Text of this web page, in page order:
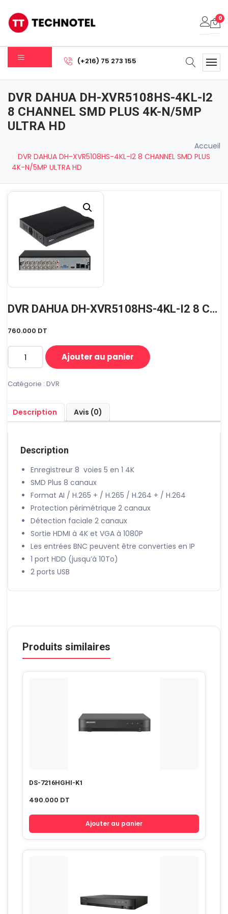
0
Votre panier est vide.
Sous-total: 0.000DT
Voir Le Panier Commander
(+216) 75 273 155
DVR DAHUA DH-XVR5108HS-4KL-I2
8 CHANNEL SMD PLUS 4K-N/5MP
ULTRA HD
Accueil
DVR DAHUA DH-XVR5108HS-4KL-I2 8 CHANNEL SMD PLUS
4K-N/5MP ULTRA HD
DVR DAHUA DH-XVR5108HS-4KL-I2 8 CHANNEL SMD PLUS 4K-N/5MP ULTRA HD
760.000 DT
quantité
DVR
DH-
XVR5108HS-
4KL-
SMD
PLUS
ULTRA
Ajouter au panier
Catégorie : DVR
Description Avis (0)
Description
Enregistreur 8 voies 5 en 1 4K
SMD Plus 8 canaux
Format AI / H.265 + / H.265 / H.264 + / H.264
Protection périmétrique 2 canaux
Détection faciale 2 canaux
Sortie HDMI à 4K et VGA à 1080P
Les entrées BNC peuvent être converties en IP
1 port HDD (jusqu’à 10To)
2 ports USB
Produits similaires
DS-7216HGHI-K1
490.000 DT
Ajouter au panier